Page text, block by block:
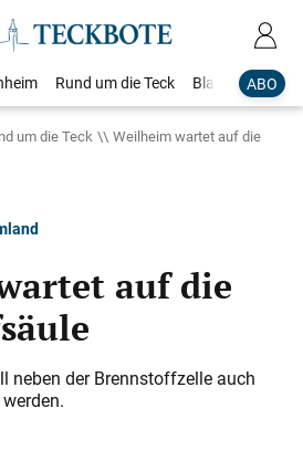
ABO
Rund um die Teck Blaulicht
um die Teck
Weilheim wartet auf die
auf die
neben der Brennstoffzelle auch